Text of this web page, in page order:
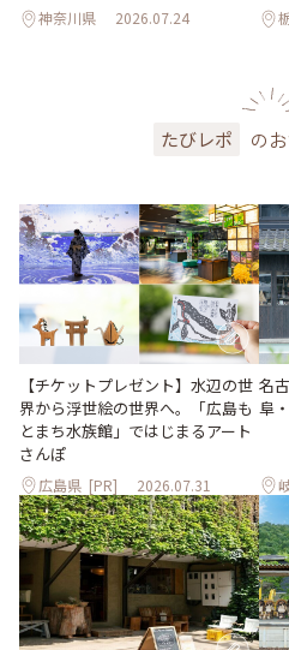
神奈川県 2026.07.24
たびレポ の
【チケットプレゼント】水辺の世
界から浮世絵の世界へ。「広島も
とまち水族館」ではじまるアート
さんぽ
広島県 [PR] 2026.07.31
名
阜